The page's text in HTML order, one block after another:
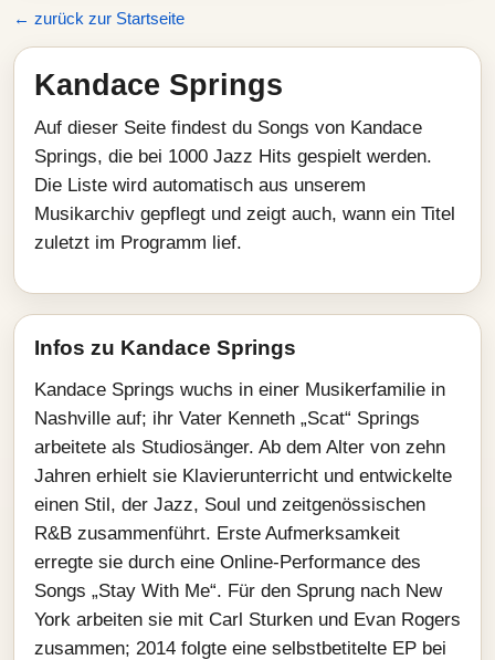
← zurück zur Startseite
Kandace Springs
Auf dieser Seite findest du Songs von Kandace
Springs, die bei 1000 Jazz Hits gespielt werden.
Die Liste wird automatisch aus unserem
Musikarchiv gepflegt und zeigt auch, wann ein Titel
zuletzt im Programm lief.
Infos zu Kandace Springs
Kandace Springs wuchs in einer Musikerfamilie in
Nashville auf; ihr Vater Kenneth „Scat“ Springs
arbeitete als Studiosänger. Ab dem Alter von zehn
Jahren erhielt sie Klavierunterricht und entwickelte
einen Stil, der Jazz, Soul und zeitgenössischen
R&B zusammenführt. Erste Aufmerksamkeit
erregte sie durch eine Online-Performance des
Songs „Stay With Me“. Für den Sprung nach New
York arbeiten sie mit Carl Sturken und Evan Rogers
zusammen; 2014 folgte eine selbstbetitelte EP bei